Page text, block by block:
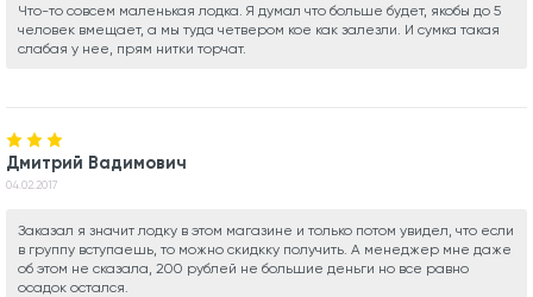
Что-то совсем маленькая лодка. Я думал что больше будет, якобы до 5
человек вмещает, а мы туда четвером кое как залезли. И сумка такая
слабая у нее, прям нитки торчат.
Дмитрий Вадимович
04.02.2017
Заказал я значит лодку в этом магазине и только потом увидел, что если
в группу вступаешь, то можно скидкку получить. А менеджер мне даже
об этом не сказала, 200 рублей не большие деньги но все равно
осадок остался.